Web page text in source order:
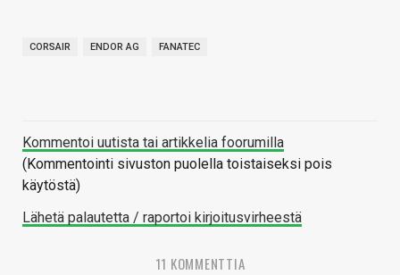
CORSAIR ENDOR AG FANATEC
Kommentoi uutista tai artikkelia foorumilla
(Kommentointi sivuston puolella toistaiseksi pois
käytöstä)
Lähetä palautetta / raportoi kirjoitusvirheestä
11 KOMMENTTIA